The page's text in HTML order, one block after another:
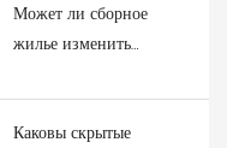
модульным решением
для общежитий на
площадках?
Может ли сборное
жилье изменить
зарубежных жилых
комплексов?
Каковы скрытые